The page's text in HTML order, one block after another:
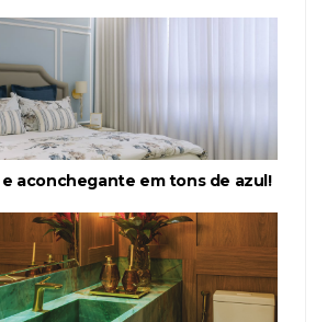
aconchegante em tons de azul!